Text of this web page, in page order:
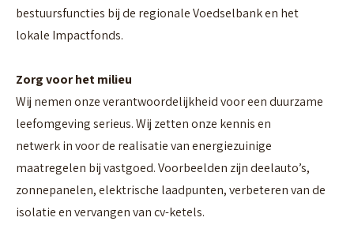
bestuursfuncties bij de regionale Voedselbank en het
lokale Impactfonds.
Zorg voor het milieu
Wij nemen onze verantwoordelijkheid voor een duurzame
leefomgeving serieus. Wij zetten onze kennis en
netwerk in voor de realisatie van energiezuinige
maatregelen bij vastgoed. Voorbeelden zijn deelauto’s,
zonnepanelen, elektrische laadpunten, verbeteren van de
isolatie en vervangen van cv-ketels.